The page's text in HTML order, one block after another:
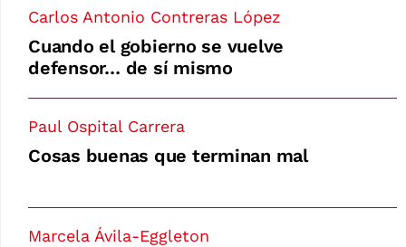
Carlos Antonio Contreras López
Cuando el gobierno se vuelve
defensor… de sí mismo
Paul Ospital Carrera
Cosas buenas que terminan mal
Marcela Ávila-Eggleton